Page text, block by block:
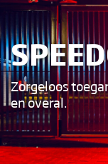
Zorgeloos
en overal.